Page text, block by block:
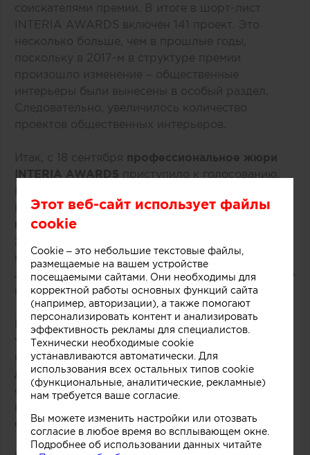
соискателями премии. В итоге в шорт-лист
INTERIA AWARDS включен 141 проект. Это
несколько больше, чем в прошлые годы,
поскольку в 2017-м в структуре премии
произошло изменение – общественные
интерьеры были вынесены в особый раздел.
Следовательно, увеличилось количество
проектов общественных интерьеров.
Итак, с 18 сентября профессиональное жюри
INTERIA AWARDS приступило к голосованию.
Корпус профжюри в составе более 70 человек
голосует удаленно, в закрытом интерфейсе, где
все работы представлены анонимно
жюри независимо друг от друга отметят лучшие
на их взгляд работы в каждой номинации.
Лауреаты будут выбраны путем подсчета общего
количества голосов внутри каждой номинации.
В конце сентября 2017 года состоится заседание
участников Общественного совета премии, на
котором известные актеры, общественные
деятели, представители бизнеса также выразят
свои мнения относительно проектов номинантов
и выберут победителя в специальной номинации
от Общественного совета.
Этот веб-сайт использует файлы
cookie
Cookie – это небольшие текстовые файлы,
размещаемые на вашем устройстве
посещаемыми сайтами. Они необходимы для
корректной работы основных функций сайта
(например, авторизации), а также помогают
персонализировать контент и анализировать
эффективность рекламы для специалистов.
Технически необходимые cookie
устанавливаются автоматически. Для
использования всех остальных типов cookie
(функциональные, аналитические, рекламные)
нам требуется ваше согласие.
Вы можете изменить настройки или отозвать
согласие в любое время во всплывающем окне.
Подробнее об использовании данных читайте